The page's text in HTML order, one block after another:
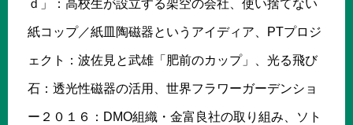
ｄ」：高校生が設立する架空の会社、使い捨てない
紙コップ／紙皿陶磁器というアイディア、PTプロジ
ェクト：波佐見と武雄「肥前のカップ」、光る飛び
石：透光性磁器の活用、世界フラワーガーデンショ
ー２０１６：DMO組織・金富良社の取り組み、ソト